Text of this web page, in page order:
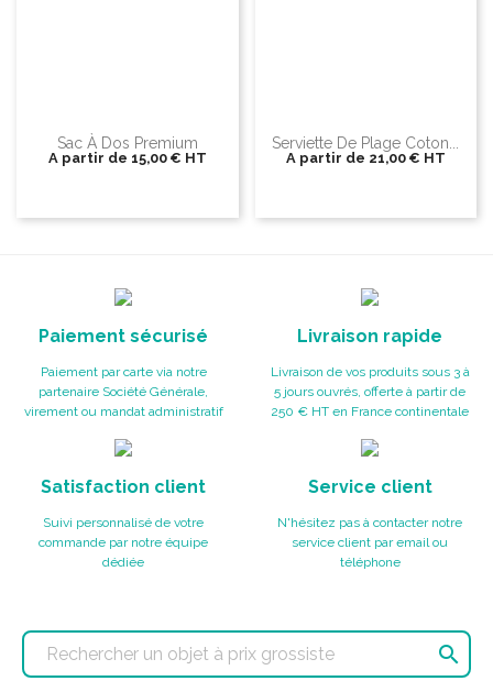
Sac À Dos Premium
A partir de 15,00 € HT
Serviette De Plage Coton...
A partir de 21,00 € HT
Paiement sécurisé
Paiement par carte via notre
partenaire Société Générale,
virement ou mandat administratif
Livraison rapide
Livraison de vos produits sous 3 à
5 jours ouvrés, offerte à partir de
250 € HT en France continentale
Satisfaction client
Suivi personnalisé de votre
commande par notre équipe
dédiée
Service client
N'hésitez pas à contacter notre
service client par email ou
téléphone
